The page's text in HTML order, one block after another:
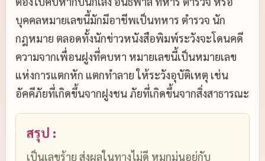
บุคคลหมายเลขนี้มักมีอาชีพเป็นทหาร ตำรวจ นัก
กฎหมาย ตลอดทั้งนักข่าวหนังสือพิมพ์ระวังจะโดนคดี
ความจากเพื่อนฝูงที่คบหา หมายเลขนี้เป็นหมายเลข
แห่งการแตกหัก แตกทำลาย ให้ระวังอุบัติเหตุ เช่น
อัคคีภัยที่เกิดขึ้นจากฝูงชน ภัยที่เกิดขึ้นจากสิ่งสาธารณะ
สรุป :
เป็นเลขร้าย ส่งผลในทางไม่ดี หมกมุ่นอยู่กับ